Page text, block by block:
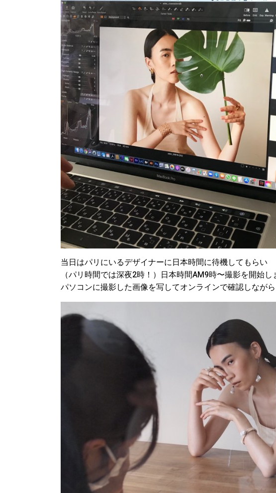
当日はパリにいるデザイナーに日本時間に待機してもらい
（パリ時間では深夜2時！）日本時間AM9時〜撮影を開始し
パソコンに撮影した画像を写してオンラインで確認しなが